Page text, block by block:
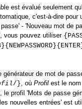
est évalué seulement
c'est-à-dire pour
- 'Nouveau mot de
vous pouvez utiliser
générateur de mot de
/}, où Profil est le
le profil 'Mots de passe
nouvelles entrées' est